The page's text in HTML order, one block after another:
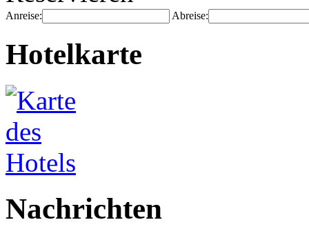
Anreise: Abreise:
Hotelkarte
Nachrichten